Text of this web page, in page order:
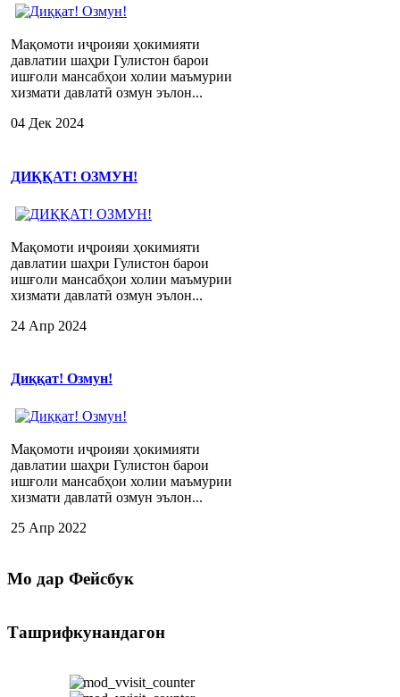
Мақомоти иҷроияи ҳокимияти
давлатии шаҳри Гулистон барои
ишғоли мансабҳои холии маъмурии
хизмати давлатӣ озмун эълон...
04 Дек 2024
ДИҚҚАТ! ОЗМУН!
Мақомоти иҷроияи ҳокимияти
давлатии шаҳри Гулистон барои
ишғоли мансабҳои холии маъмурии
хизмати давлатӣ озмун эълон...
24 Апр 2024
Диққат! Озмун!
Мақомоти иҷроияи ҳокимияти
давлатии шаҳри Гулистон барои
ишғоли мансабҳои холии маъмурии
хизмати давлатӣ озмун эълон...
25 Апр 2022
Мо дар Фейсбук
Ташрифкунандагон